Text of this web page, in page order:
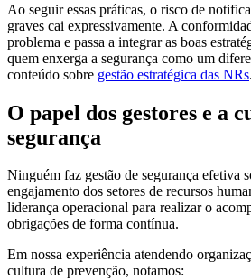
Ao seguir essas práticas, o risco de
graves cai expressivamente. A
problema e passa a integrar as boas
quem enxerga a segurança como um
conteúdo sobre gestão estratégica das NRs.
O papel dos gestores e a
segurança
Ninguém faz gestão de segurança efetiva
engajamento dos setores de recursos
liderança operacional para realizar o
obrigações de forma contínua.
Em nossa experiência atendendo
cultura de prevenção, notamos: